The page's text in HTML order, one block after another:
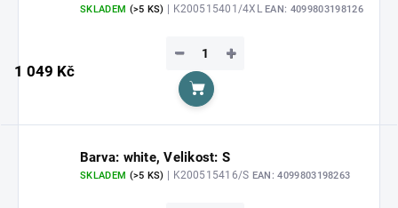
SKLADEM (>5 KS) | K200515401/4XLEAN: 4099803198126
1 049 Kč
+
−
Do košíku
Barva: white, Velikost: S
SKLADEM (>5 KS) | K200515416/S EAN: 4099803198263